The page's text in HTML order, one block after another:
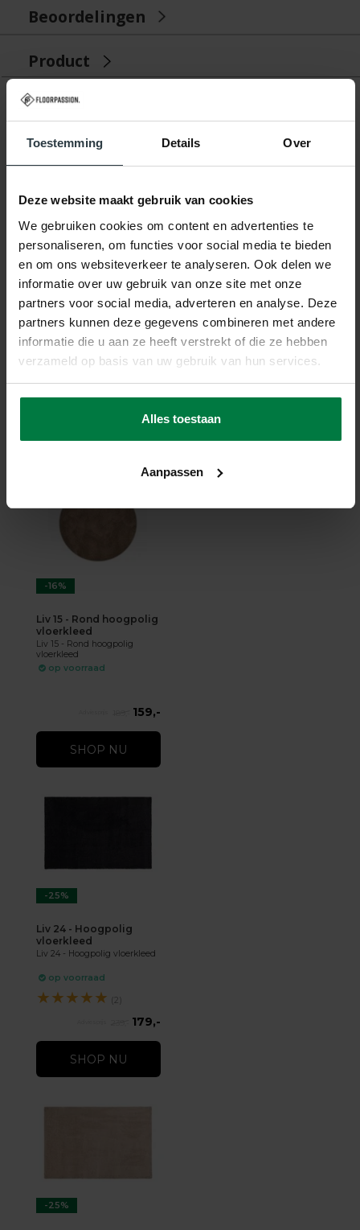
Toestemming Details Over
Deze website maakt gebruik van cookies
We gebruiken cookies om content en advertenties te
personaliseren, om functies voor social media te bieden
en om ons websiteverkeer te analyseren. Ook delen we
informatie over uw gebruik van onze site met onze
partners voor social media, adverteren en analyse. Deze
partners kunnen deze gegevens combineren met andere
informatie die u aan ze heeft verstrekt of die ze hebben
verzameld op basis van uw gebruik van hun services.
Alles toestaan
Aanpassen
Beoordelingen
Product
Liv 11 - Rond hoogpolig
vloerkleed
vloerkleed
op voorraad
159,-
SHOP NU
-16%
Liv 15 - Rond hoogpolig
vloerkleed
Liv 15 - Rond hoogpolig
vloerkleed
op voorraad
159,-
SHOP NU
-25%
Liv 24 - Hoogpolig
vloerkleed
Liv 24 - Hoogpolig vloerkleed
op voorraad
★★★★★ (2)
179,-
SHOP NU
-25%